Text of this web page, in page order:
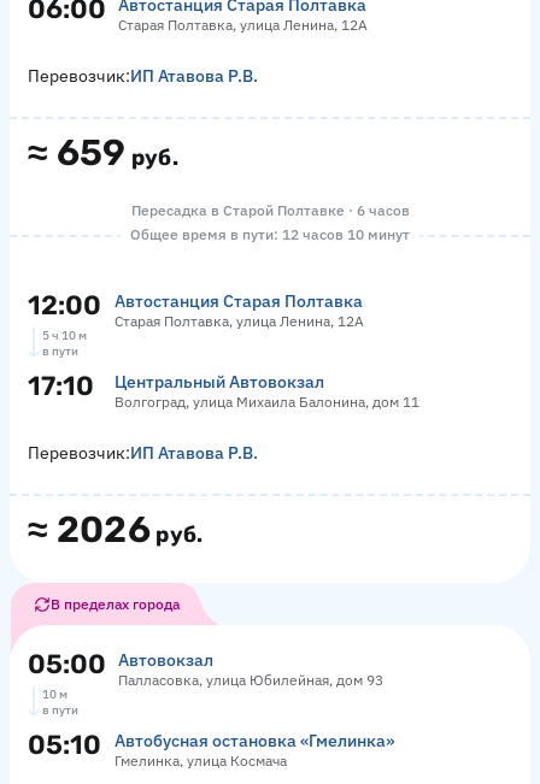
06:00 Автостанция Старая Полтавка
Старая Полтавка, улица Ленина, 12А
≈ 659 руб.
Перевозчик:ИП Атавова Р.В.
Пересадка в Старой Полтавке · 6 часов
Общее время в пути: 12 часов 10 минут
12:00 Автостанция Старая Полтавка
Старая Полтавка, улица Ленина, 12А
5 ч 10 м
в пути
17:10 Центральный Автовокзал
Волгоград, улица Михаила Балонина, дом 11
≈ 2026 руб.
Перевозчик:ИП Атавова Р.В.
В пределах города
05:00 Автовокзал
Палласовка, улица Юбилейная, дом 93
10 м
в пути
05:10 Автобусная остановка «Гмелинка»
Гмелинка, улица Космача